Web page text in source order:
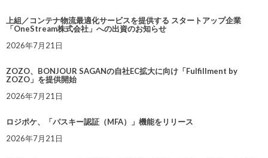
上組／コンテナ物流最適化サービスを提供する スタートアップ企業
「OneStream株式会社」への出資のお知らせ
2026年7月21日
ZOZO、BONJOUR SAGANの自社EC拡大に向け「Fulfillment by
ZOZO」を提供開始
2026年7月21日
ロジポケ、「パスキー認証（MFA）」機能をリリース
2026年7月21日